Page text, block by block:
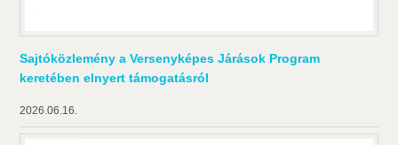
Sajtóközlemény a Versenyképes Járások Program
keretében elnyert támogatásról
2026.06.16.